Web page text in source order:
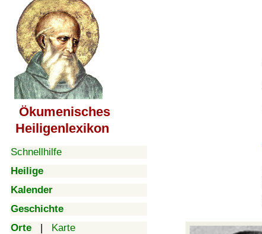
Ökumenisches
Heiligenlexikon
Schnellhilfe
Heilige
Kalender
Geschichte
Orte | Karte